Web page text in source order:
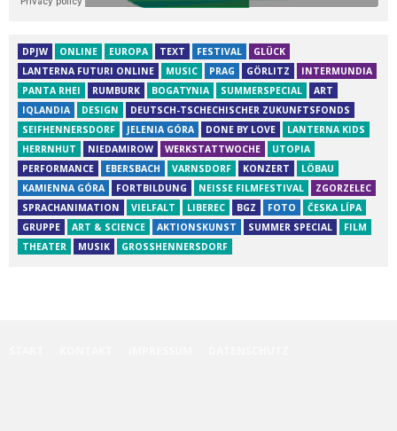
DPJW ONLINE EUROPA TEXT FESTIVAL
GLÜCK
LANTERNA FUTURI ONLINE
MUSIC PRAG GÖRLITZ
INTERMUNDIA
PANTA RHEI
RUMBURK BOGATYNIA SUMMERSPECIAL
ART
IQLANDIA
DESIGN
DEUTSCH-TSCHECHISCHER ZUKUNFTSFONDS
SEIFHENNERSDORF
JELENIA GÓRA DONE BY LOVE
LANTERNA KIDS
HERRNHUT
NIEDAMIROW WERKSTATTWOCHE
UTOPIA
PERFORMANCE
EBERSBACH VARNSDORF KONZERT
LÖBAU
KAMIENNA GÓRA
FORTBILDUNG NEISSE FILMFESTIVAL
ZGORZELEC
SPRACHANIMATION
VIELFALT LIBEREC BGZ FOTO
ČESKA LÍPA
GRUPPE
ART & SCIENCE AKTIONSKUNST SUMMER SPECIAL
FILM
THEATER
MUSIK GROSSHENNERSDORF